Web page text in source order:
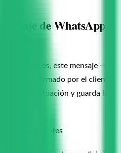
de WhatsApp
particulares, este mensaje —
y confirmado por el cliente
a tu situación y guarda la
entre corchetes